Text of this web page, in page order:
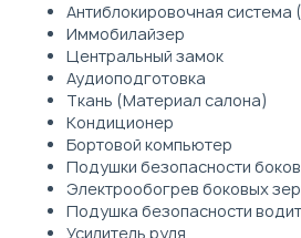
Антиблокировочная система
Иммобилайзер
Центральный замок
Аудиоподготовка
Ткань (Материал салона)
Кондиционер
Бортовой компьютер
Подушки безопасности
Электрообогрев боковых
Подушка безопасности
Усилитель руля